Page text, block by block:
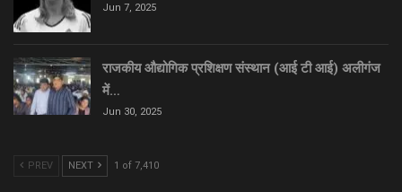
Jun 7, 2025
राजकीय औद्योगिक प्रशिक्षण संस्थान (आई टी आई) अलीगंज
में…
Jun 30, 2025
PREV NEXT 1 of 7,410